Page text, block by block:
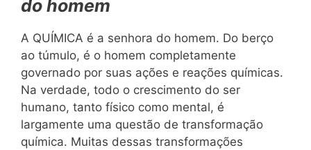
do homem
A QUÍMICA é a senhora do homem. Do berço
ao túmulo, é o homem completamente
governado por suas ações e reações químicas.
Na verdade, todo o crescimento do ser
humano, tanto físico como mental, é
largamente uma questão de transformação
química. Muitas dessas transformações